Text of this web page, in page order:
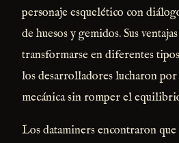
personaje esquelético con
de huesos y gemidos. Sus
transformarse en diferentes
los desarrolladores lucharon
mecánica sin romper el
Los dataminers encontraron que